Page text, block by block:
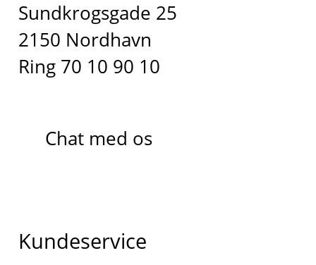
Sundkrogsgade 25
2150 Nordhavn
Ring 70 10 90 10
Chat med os
Kundeservice